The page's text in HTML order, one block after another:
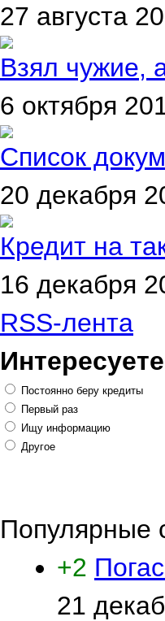
27 августа
Взял чужие,
6 октября
Список
20 декабря
Кредит на
16 декабря
RSS-лента
Постоянно беру кредиты
Первый раз
Ищу информацию
Другое
Популярные
+2
21